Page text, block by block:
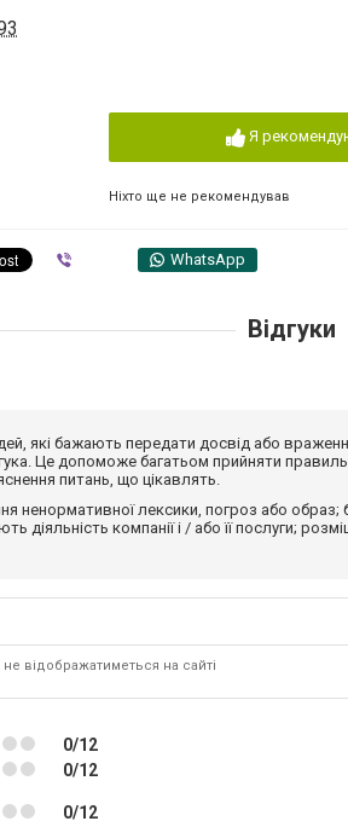
Я
Ніхто ще не рекомендував
WhatsApp
Відгуки
які бажають передати досвід або
Це допоможе багатьом прийняти
питань, що цікавлять.
ненормативної лексики, погроз або
діяльність компанії і / або її послуги;
відображатиметься на сайті
0/12
0/12
0/12